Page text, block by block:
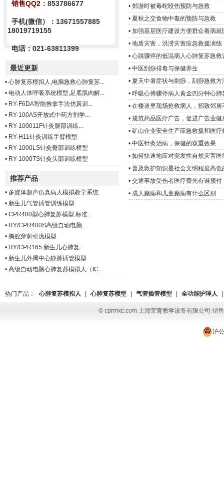
销售QQ2 ：853786677
手机(微信）：13671557885
18019719155
电话：021-63811399
最近更新
• 心肺复苏模拟人,电脑急救心肺复苏...
• 电动人体呼吸系统模型,足底肌肉解...
• RY-F6DA智能推拿手法仿真训...
• RY-100AS开放式中药方剂学...
• RY-100011F针灸腿部训练...
• RY-H11针灸训练手臂模型
• RY-1000LS针灸臀部训练模型
• RY-1000TS针灸头部训练模型
推荐产品
• 多媒体超声仿真病人模拟教学系统
• 新生儿气管插管训练模型
• CPR480型心肺复苏模型,标准...
• RY/CPR400S高级自动电脑...
• 胸腔穿刺引流模型
• RY/CPR165 新生儿心肺复...
• 新生儿外周中心静脉插管模型
• 高级自动电脑心肺复苏模拟人（IC...
• 郊游时被毒蛇咬伤预防与急救
• 夏秋之交食物中毒的预防与急救
• 加强基层医疗建设方便群众看病就
• 地质灾害，洪涝灾害应急救援演练
• 心跳骤停的低温病人心肺复苏急救
• 中医刮痧排毒与保健养生
• 夏天中暑症状与刺痧，刮痧急救方
• 呼吸心搏骤停病人黄金四分钟心肺
• 在楼道里现场抢救病人，招致邻居
• 规范药品医疗广告，促进广告业健
• 矿山企业安全生产应急救援和医疗
• 中医针灸治病，保健的双重效果
• 如何快速地应对突发性自然灾害医
• 普及救护知识是社会文明程度高低
• 交通事故受伤者医疗费先有谁预付
• 成人癫痫和儿童癫痫有什么区别
热门产品： 心肺复苏模拟人 心肺复苏模型 气管插管模型 全功能护理人
© cprmxc.com 上海荣育教学设备有限公司 销
沪